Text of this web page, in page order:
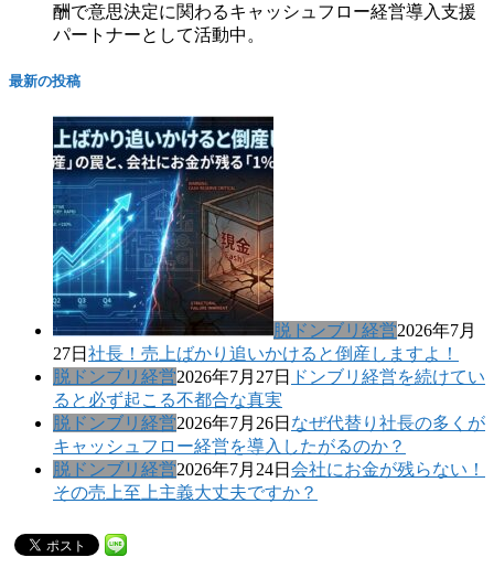
酬で意思決定に関わるキャッシュフロー経営導入支援
パートナーとして活動中。
最新の投稿
脱ドンブリ経営2026年7月
27日 社長！売上ばかり追いかけると倒産しますよ！
脱ドンブリ経営2026年7月27日 ドンブリ経営を続けてい
ると必ず起こる不都合な真実
脱ドンブリ経営2026年7月26日 なぜ代替り社長の多くが
キャッシュフロー経営を導入したがるのか？
脱ドンブリ経営2026年7月24日 会社にお金が残らない！
その売上至上主義大丈夫ですか？